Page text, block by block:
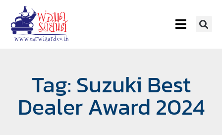
Tag: Suzuki Best
Dealer Award 2024